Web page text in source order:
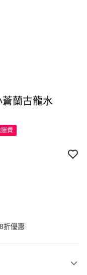
蘭古龍水
費
折優惠